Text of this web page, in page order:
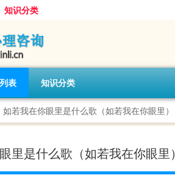
知识分类
表 知识分类
如若我在你眼里是什么歌（如若我在你眼里）
里是什么歌（如若我在你眼里）